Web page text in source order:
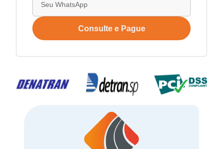
Consulte e Pague